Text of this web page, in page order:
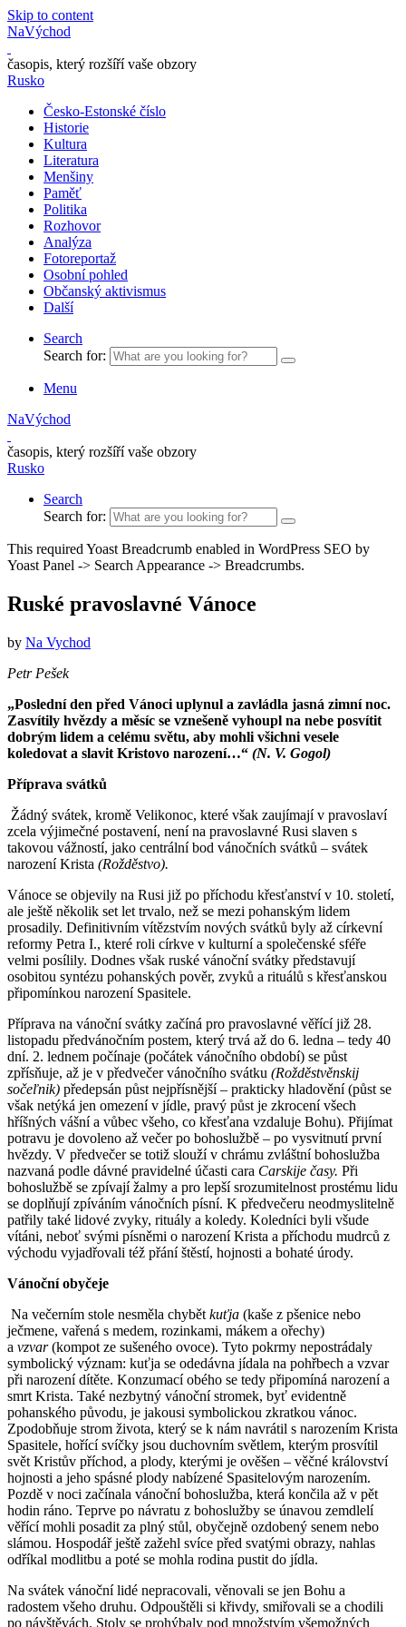
Skip to content
NaVýchod
časopis, který rozšíří vaše obzory
Rusko
Česko-Estonské číslo
Historie
Kultura
Literatura
Menšiny
Paměť
Politika
Rozhovor
Analýza
Fotoreportaž
Osobní pohled
Občanský aktivismus
Další
Search
Search for:
Menu
NaVýchod
časopis, který rozšíří vaše obzory
Rusko
Search
Search for:
This required Yoast Breadcrumb enabled in WordPress SEO by
Yoast Panel -> Search Appearance -> Breadcrumbs.
Ruské pravoslavné Vánoce
by Na Vychod
Petr Pešek
„Poslední den před Vánoci uplynul a zavládla jasná zimní noc.
Zasvítily hvězdy a měsíc se vznešeně vyhoupl na nebe posvítit
dobrým lidem a celému světu, aby mohli všichni vesele
koledovat a slavit Kristovo narození…“ (N. V. Gogol)
Příprava svátků
Žádný svátek, kromě Velikonoc, které však zaujímají v pravoslaví
zcela výjimečné postavení, není na pravoslavné Rusi slaven s
takovou vážností, jako centrální bod vánočních svátků – svátek
narození Krista (Rožděstvo).
Vánoce se objevily na Rusi již po příchodu křesťanství v 10. století,
ale ještě několik set let trvalo, než se mezi pohanským lidem
prosadily. Definitivním vítězstvím nových svátků byly až církevní
reformy Petra I., které roli církve v kulturní a společenské sféře
velmi posílily. Dodnes však ruské vánoční svátky představují
osobitou syntézu pohanských pověr, zvyků a rituálů s křesťanskou
připomínkou narození Spasitele.
Příprava na vánoční svátky začíná pro pravoslavné věřící již 28.
listopadu předvánočním postem, který trvá až do 6. ledna – tedy 40
dní. 2. lednem počínaje (počátek vánočního období) se půst
zpřísňuje, až je v předvečer vánočního svátku (Rožděstvěnskij
sočeľnik) předepsán půst nejpřísnější – prakticky hladovění (půst se
však netýká jen omezení v jídle, pravý půst je zkrocení všech
hříšných vášní a vůbec všeho, co křesťana vzdaluje Bohu). Přijímat
potravu je dovoleno až večer po bohoslužbě – po vysvitnutí první
hvězdy. V předvečer se totiž slouží v chrámu zvláštní bohoslužba
nazvaná podle dávné pravidelné účasti cara Carskije časy. Při
bohoslužbě se zpívají žalmy a pro lepší srozumitelnost prostému lidu
se doplňují zpíváním vánočních písní. K předvečeru neodmyslitelně
patřily také lidové zvyky, rituály a koledy. Koledníci byli všude
vítáni, neboť svými písněmi o narození Krista a příchodu mudrců z
východu vyjadřovali též přání štěstí, hojnosti a bohaté úrody.
Vánoční obyčeje
Na večerním stole nesměla chybět kuťja (kaše z pšenice nebo
ječmene, vařená s medem, rozinkami, mákem a ořechy)
a vzvar(kompot ze sušeného ovoce). Tyto pokrmy nepostrádaly
symbolický význam: kuťja se odedávna jídala na pohřbech a vzvar
při narození dítěte. Konzumací obého se tedy připomíná narození a
smrt Krista. Také nezbytný vánoční stromek, byť evidentně
pohanského původu, je jakousi symbolickou zkratkou vánoc.
Zpodobňuje strom života, který se k nám navrátil s narozením Krista
Spasitele, hořící svíčky jsou duchovním světlem, kterým prosvítil
svět Kristův příchod, a plody, kterými je ověšen – věčné království
hojnosti a jeho spásné plody nabízené Spasitelovým narozením.
Pozdě v noci začínala vánoční bohoslužba, která končila až v pět
hodin ráno. Teprve po návratu z bohoslužby se únavou zemdlelí
věřící mohli posadit za plný stůl, obyčejně ozdobený senem nebo
slámou. Hospodář ještě zažehl svíce před svatými obrazy, nahlas
odříkal modlitbu a poté se mohla rodina pustit do jídla.
Na svátek vánoční lidé nepracovali, věnovali se jen Bohu a
radostem všeho druhu. Odpouštěli si křivdy, smiřovali se a chodili
po návštěvách. Stoly se prohýbaly pod množstvím všemožných